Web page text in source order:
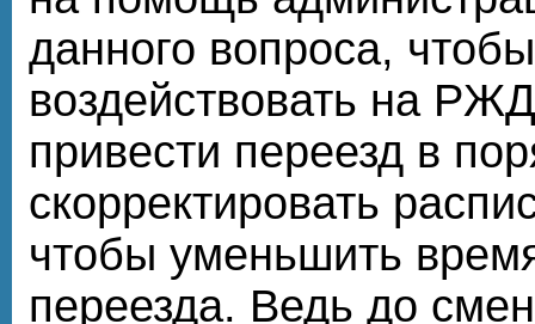
данного вопроса,
воздействовать на
привести переезд в
скорректировать
чтобы уменьшить
переезда. Ведь до